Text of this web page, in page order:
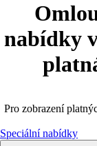
nabídky
Pro zobrazení
Speciální nabídky